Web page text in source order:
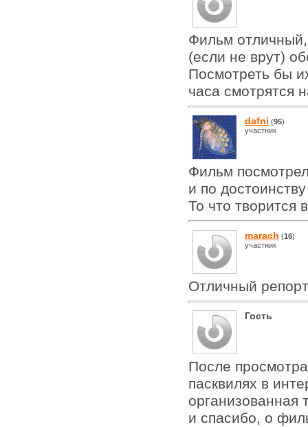
Фильм
(если не врут)
Посмотреть бы
часа смотрятся
dafni (95)
участник
Фильм
и по
То что творится
marach (16)
участник
Отличный
Гость
После
пасквилях в
организованная
и спасибо, о